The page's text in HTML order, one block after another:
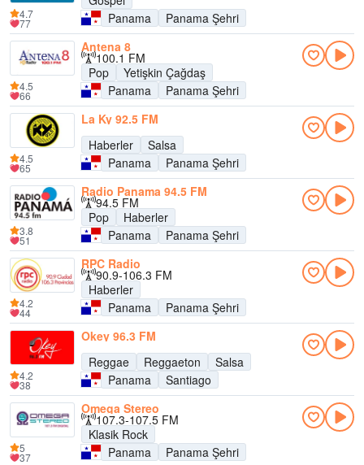
Panama
Panama Şehri
4.7
77
Antena 8
100.1 FM
Pop
Yetişkin Çağdaş
Panama
Panama Şehri
4.5
66
La Ky 92.5 FM
Haberler
Salsa
Panama
Panama Şehri
4.5
65
Radio Panama 94.5 FM
94.5 FM
Pop
Haberler
Panama
Panama Şehri
3.8
51
RPC Radio
90.9-106.3 FM
Haberler
Panama
Panama Şehri
4.2
44
Okey 96.3 FM
Reggae
Reggaeton
Salsa
Panama
Santiago
4.2
38
Omega Stereo
107.3-107.5 FM
Klasik Rock
Panama
Panama Şehri
5
37